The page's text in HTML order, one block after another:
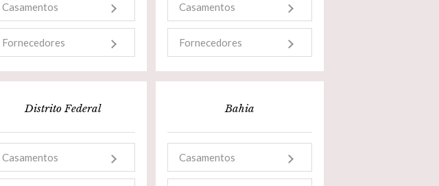
Casamentos
Fornecedores
Casamentos
Fornecedores
Distrito Federal
Casamentos
Bahia
Casamentos